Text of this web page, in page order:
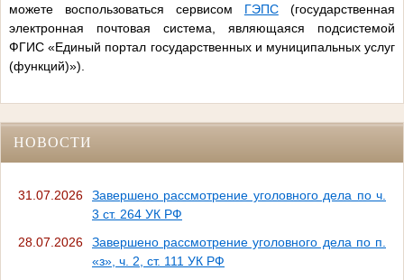
можете воспользоваться сервисом ГЭПС(государственная
электронная почтовая система, являющаяся подсистемой
ФГИС «Единый портал государственных и муниципальных услуг
(функций)»).
НОВОСТИ
31.07.2026
Завершено рассмотрение уголовного дела по ч.
3 ст. 264 УК РФ
28.07.2026
Завершено рассмотрение уголовного дела по п.
«з», ч. 2, ст. 111 УК РФ